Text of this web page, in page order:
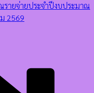
ายจ่ายประจำปีงบประมาณ
2569